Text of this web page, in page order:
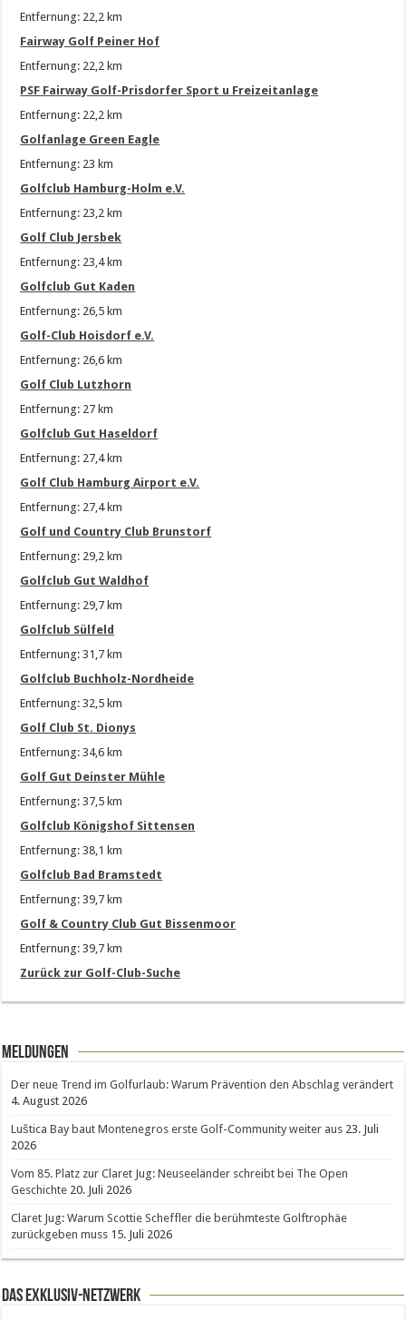
Entfernung: 22,2 km
Fairway Golf Peiner Hof
Entfernung: 22,2 km
PSF Fairway Golf-Prisdorfer Sport u Freizeitanlage
Entfernung: 22,2 km
Golfanlage Green Eagle
Entfernung: 23 km
Golfclub Hamburg-Holm e.V.
Entfernung: 23,2 km
Golf Club Jersbek
Entfernung: 23,4 km
Golfclub Gut Kaden
Entfernung: 26,5 km
Golf-Club Hoisdorf e.V.
Entfernung: 26,6 km
Golf Club Lutzhorn
Entfernung: 27 km
Golfclub Gut Haseldorf
Entfernung: 27,4 km
Golf Club Hamburg Airport e.V.
Entfernung: 27,4 km
Golf und Country Club Brunstorf
Entfernung: 29,2 km
Golfclub Gut Waldhof
Entfernung: 29,7 km
Golfclub Sülfeld
Entfernung: 31,7 km
Golfclub Buchholz-Nordheide
Entfernung: 32,5 km
Golf Club St. Dionys
Entfernung: 34,6 km
Golf Gut Deinster Mühle
Entfernung: 37,5 km
Golfclub Königshof Sittensen
Entfernung: 38,1 km
Golfclub Bad Bramstedt
Entfernung: 39,7 km
Golf & Country Club Gut Bissenmoor
Entfernung: 39,7 km
Zurück zur Golf-Club-Suche
Meldungen
Der neue Trend im Golfurlaub: Warum Prävention den Abschlag verändert
4. August 2026
Luštica Bay baut Montenegros erste Golf-Community weiter aus 23. Juli
2026
Vom 85. Platz zur Claret Jug: Neuseeländer schreibt bei The Open
Geschichte 20. Juli 2026
Claret Jug: Warum Scottie Scheffler die berühmteste Golftrophäe
zurückgeben muss 15. Juli 2026
Das Exklusiv-Netzwerk